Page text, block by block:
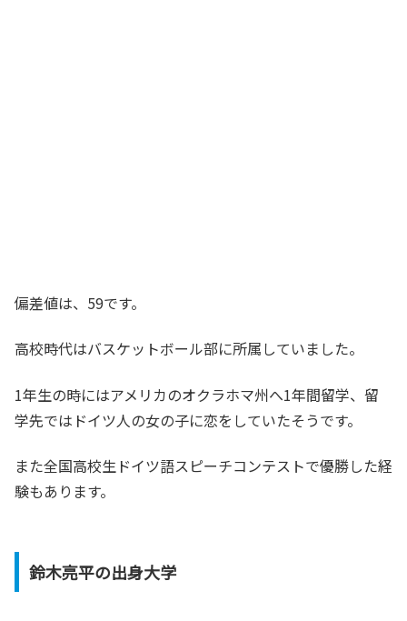
偏差値は、59です。
高校時代はバスケットボール部に所属していました。
1年生の時にはアメリカのオクラホマ州へ1年間留学、留
学先ではドイツ人の女の子に恋をしていたそうです。
また全国高校生ドイツ語スピーチコンテストで優勝した経
験もあります。
鈴木亮平の出身大学